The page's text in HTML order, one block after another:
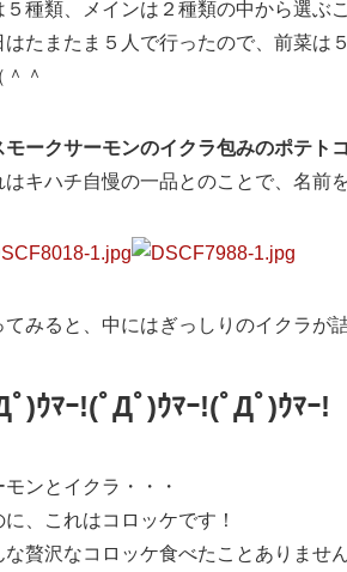
５種類、メインは２種類の中から選ぶ
はたまたま５人で行ったので、前菜は
＾
モークサーモンのイクラ包みのポテト
はキハチ自慢の一品とのことで、名前
てみると、中にはぎっしりのイクラが
ﾟ)ｳﾏｰ!(ﾟДﾟ)ｳﾏｰ!(ﾟДﾟ)ｳﾏｰ!
モンとイクラ・・・
に、これはコロッケです！
な贅沢なコロッケ食べたことありません